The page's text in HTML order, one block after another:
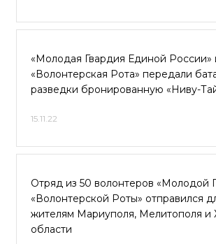
«Молодая Гвардия Единой России»
«Волонтерская Рота» передали
разведки бронированную «Ниву-
15.11.22
Отряд из 50 волонтеров «Молодой
«Волонтерской Роты» отправился
жителям Мариуполя, Мелитополя и
области